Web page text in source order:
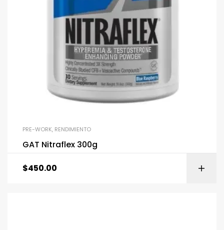
PRE-WORK, RENDIMIENTO
GAT Nitraflex 300g
$450.00